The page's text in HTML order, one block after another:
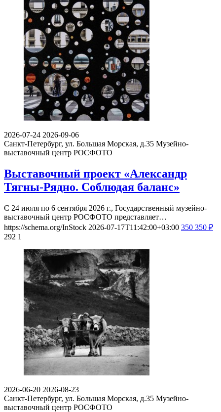
2026-07-24 2026-09-06
Санкт-Петербург, ул. Большая Морская, д.35 Музейно-
выставочный центр РОСФОТО
Выставочный проект «Александр
Тягны-Рядно. Соблюдая баланс»
С 24 июля по 6 сентября 2026 г., Государственный музейно-
выставочный центр РОСФОТО представляет…
https://schema.org/InStock 2026-07-17T11:42:00+03:00 350 350 ₽
292 1
2026-06-20 2026-08-23
Санкт-Петербург, ул. Большая Морская, д.35 Музейно-
выставочный центр РОСФОТО